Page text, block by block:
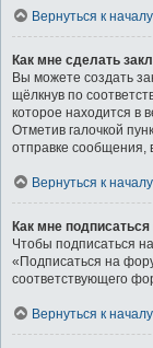
Вернуться к началу
Как мне сделать
Вы можете создать
щёлкнув по
которое находится в
Отметив галочкой
отправке сообщения,
Вернуться к началу
Как мне
Чтобы подписаться
«Подписаться на
соответствующего
Вернуться к началу